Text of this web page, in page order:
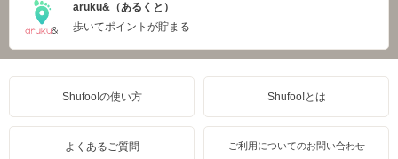
aruku&（あるくと）
歩いてポイントが貯まる
Shufoo!の使い方 Shufoo!とは
よくあるご質問 ご利用についてのお問い合わせ